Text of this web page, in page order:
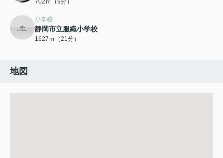
702ｍ（9分）
小学校
静岡市立服織小学校
1627ｍ（21分）
地図